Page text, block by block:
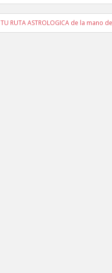
TU RUTA ASTROLOGICA de la